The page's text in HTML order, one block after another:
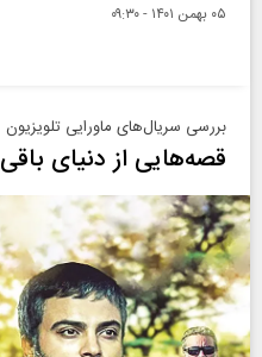
۰۵ بهمن ۱۴۰۱ - ۰۹:۳۰
بررسی سریال‌های ماورایی تلویزیون
قصه‌هایی از دنیای باقی